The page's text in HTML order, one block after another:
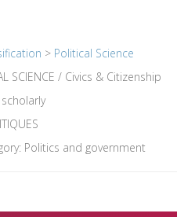
> Political Science
SCIENCE / Civics & Citizenship
Politics and government